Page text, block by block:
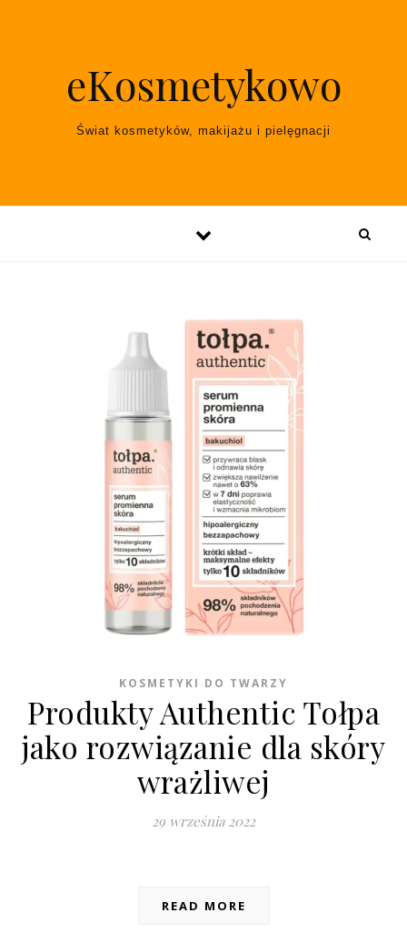
eKosmetykowo
Świat kosmetyków, makijażu i pielęgnacji
KOSMETYKI DO TWARZY
Produkty Authentic Tołpa
jako rozwiązanie dla skóry
wrażliwej
29 września 2022
READ MORE